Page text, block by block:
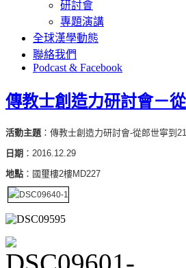
研討會
專題演講
全球漢學動態
聯絡我們
Podcast & Facebook
傳教士創造力研討會－
活動主題 ：傳教士創造力研討會-從郎世寧到
日期 ：2016.12.29
地點 ：國璽樓2樓MD227